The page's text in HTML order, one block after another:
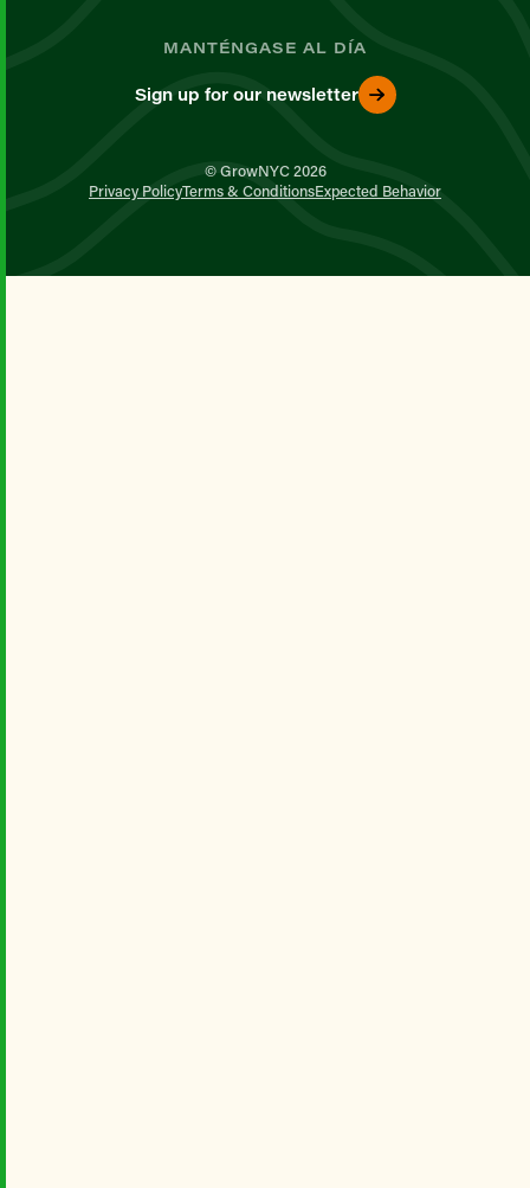
MANTÉNGASE AL DÍA
Sign up for our newsletter
© GrowNYC 2026
Privacy PolicyTerms & ConditionsExpected Behavior